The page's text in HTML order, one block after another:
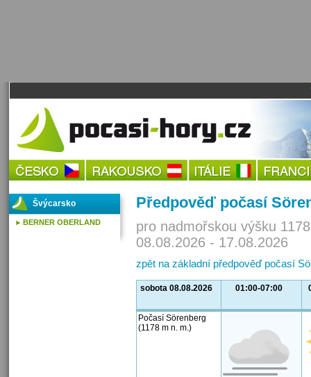
Předpověď počasí
pro nadmořskou výšku
08.08.2026 - 17.08.2026
zpět na základní předpověď počasí
sobota 08.08.2026 01:00-07:00
Počasí Sörenberg
(1178 m n. m.)
Švýcarsko
BERNER OBERLAND